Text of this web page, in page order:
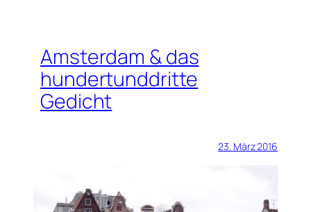
Amsterdam & das
hundertunddritte
Gedicht
23. März 2016